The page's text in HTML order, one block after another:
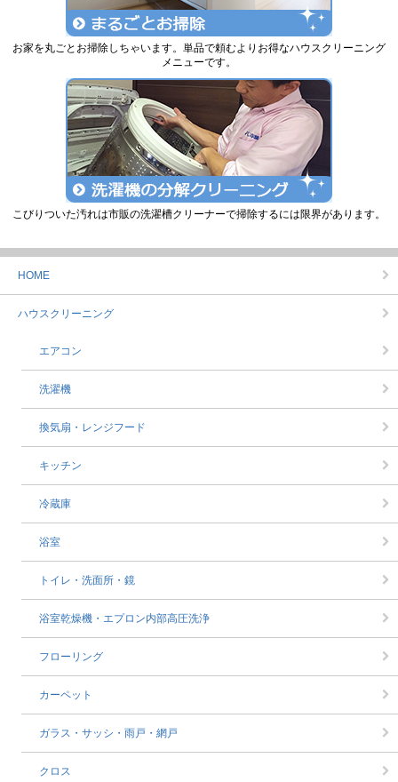
お家を丸ごとお掃除しちゃいます。単品で頼むよりお得なハウスクリーニング
メニューです。
こびりついた汚れは市販の洗濯槽クリーナーで掃除するには限界があります。
HOME
ハウスクリーニング
エアコン
洗濯機
換気扇・レンジフード
キッチン
冷蔵庫
浴室
トイレ・洗面所・鏡
浴室乾燥機・エプロン内部高圧洗浄
フローリング
カーペット
ガラス・サッシ・雨戸・網戸
クロス